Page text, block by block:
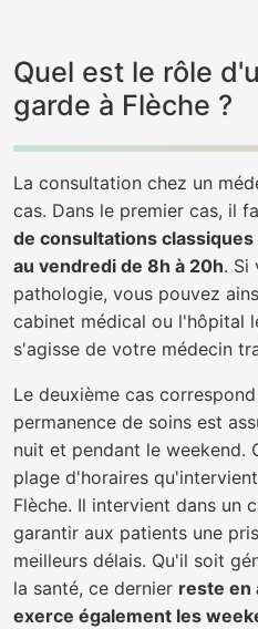
Quel est le rôle
garde à Flèche ?
La consultation chez un
cas. Dans le premier cas, il
de consultations
au vendredi de 8h à 20h. Si
pathologie, vous pouvez
cabinet médical ou l'hôpital
s'agisse de votre médecin
Le deuxième cas
permanence de soins est
nuit et pendant le weekend.
plage d'horaires
Flèche. Il intervient dans un
garantir aux patients une
meilleurs délais. Qu'il soit
la santé, ce dernier reste en
exerce également les